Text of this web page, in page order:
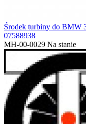
Środek turbiny do BMW
07588938
MH-00-0029 Na stanie